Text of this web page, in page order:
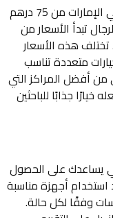
تبدأ أسعار جلسات الليزر للتخلص من الشعر في الإمارات من 75 درهم
بينما للرجال تبدأ الأسعار من
وقد تصل حتى 580 درهم. تختلف هذه الأسعار
متعددة تناسب
من أفضل المراكز التي
جذابًا للباحثين
يساعدك على الحصول
استخدام أجهزة مناسبة
وفقًا لكل حالة.